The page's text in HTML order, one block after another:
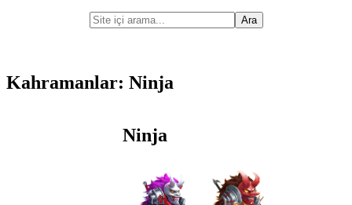
Kahramanlar: Ninja
Ninja